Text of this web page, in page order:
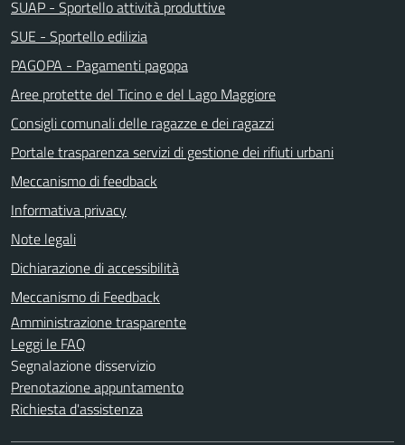
SUAP - Sportello attività produttive
SUE - Sportello edilizia
PAGOPA - Pagamenti pagopa
Aree protette del Ticino e del Lago Maggiore
Consigli comunali delle ragazze e dei ragazzi
Portale trasparenza servizi di gestione dei rifiuti urbani
Meccanismo di feedback
Informativa privacy
Note legali
Dichiarazione di accessibilità
Meccanismo di Feedback
Amministrazione trasparente
Leggi le FAQ
Segnalazione disservizio
Prenotazione appuntamento
Richiesta d'assistenza